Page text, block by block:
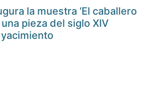
la muestra ‘El caballero
una pieza del siglo XIV